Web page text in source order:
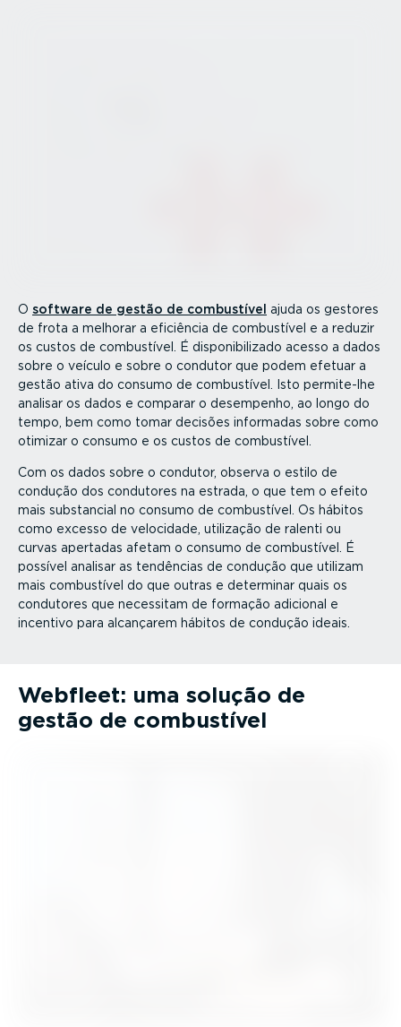
O software de gestão de combustível
ajuda os gestores
de frota a melhorar a eficiência de combustível e a reduzir
os custos de combustível. É dispo­ni­bi­lizado acesso a dados
sobre o veículo e sobre o condutor que podem efetuar a
gestão ativa do consumo de combustível. Isto permite-lhe
analisar os dados e comparar o desempenho, ao longo do
tempo, bem como tomar decisões informadas sobre como
otimizar o consumo e os custos de combustível.
Com os dados sobre o condutor, observa o estilo de
condução dos condutores na estrada, o que tem o efeito
mais substancial no consumo de combustível. Os hábitos
como excesso de velocidade, utilização de ralenti ou
curvas apertadas afetam o consumo de combustível. É
possível analisar as tendências de condução que utilizam
mais combustível do que outras e determinar quais os
condutores que necessitam de formação adicional e
incentivo para alcançarem hábitos de condução ideais.
Webfleet: uma solução de
gestão de combustível